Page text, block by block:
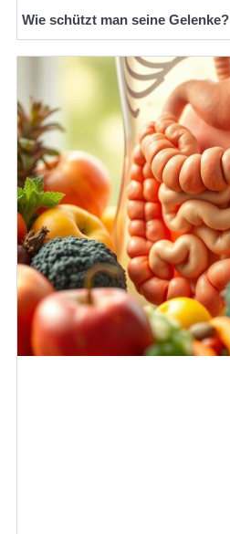
Wie schützt man seine Gelenke?